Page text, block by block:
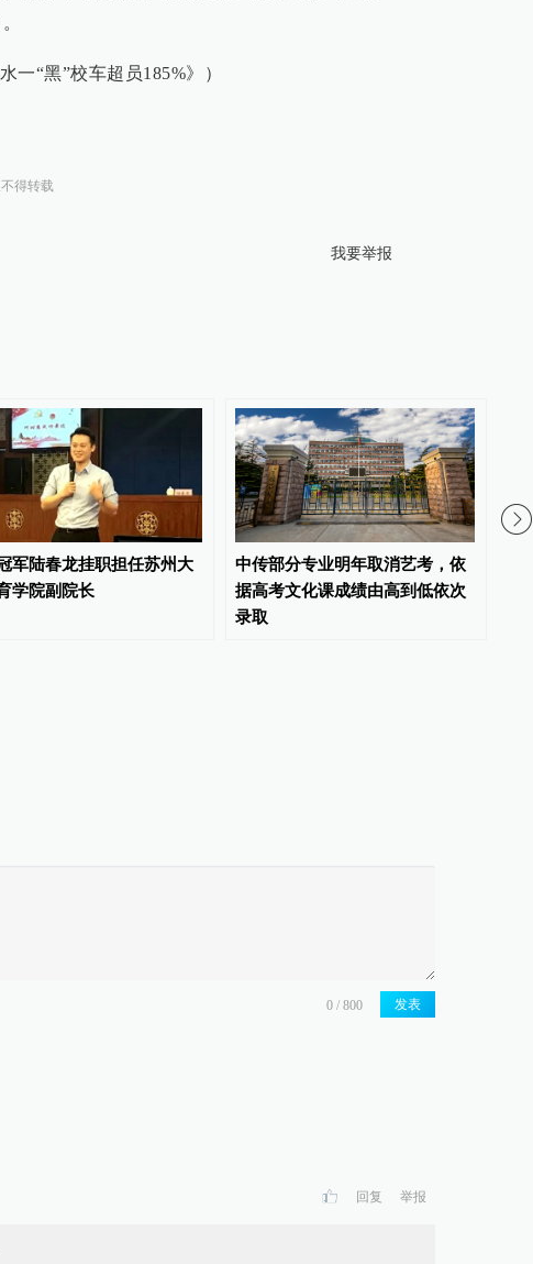
一“黑”校车超员185%》）
得转载
我要举报
军陆春龙挂职担任苏州大
学院副院长
中传部分专业明年取消艺考，依
据高考文化课成绩由高到低依次
录取
发表
回复 举报